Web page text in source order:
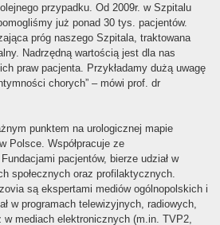
przypadku. Od 2009r. w Szpitalu
już ponad 30 tys. pacjentów.
próg naszego Szpitala, traktowana
Nadrzędną wartością jest dla nas
praw pacjenta. Przykładamy dużą uwagę
chorych” – mówi prof. dr
punktem na urologicznej mapie
Polsce. Współpracuje ze
pacjentów, bierze udział w
społecznych oraz profilaktycznych.
są ekspertami mediów ogólnopolskich i
w programach telewizyjnych, radiowych,
mediach elektronicznych (m.in. TVP2,